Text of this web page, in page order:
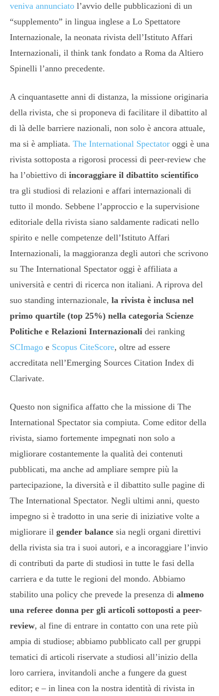
veniva annunciato l’avvio delle pubblicazioni di un
“supplemento” in lingua inglese a Lo Spettatore
Internazionale, la neonata rivista dell’Istituto Affari
Internazionali, il think tank fondato a Roma da Altiero
Spinelli l’anno precedente.
A cinquantasette anni di distanza, la missione originaria
della rivista, che si proponeva di facilitare il dibattito al
di là delle barriere nazionali, non solo è ancora attuale,
ma si è ampliata. The International Spectator oggi è una
rivista sottoposta a rigorosi processi di peer-review che
ha l’obiettivo di incoraggiare il dibattito scientifico
tra gli studiosi di relazioni e affari internazionali di
tutto il mondo. Sebbene l’approccio e la supervisione
editoriale della rivista siano saldamente radicati nello
spirito e nelle competenze dell’Istituto Affari
Internazionali, la maggioranza degli autori che scrivono
su The International Spectator oggi è affiliata a
università e centri di ricerca non italiani. A riprova del
suo standing internazionale, la rivista è inclusa nel
primo quartile (top 25%) nella categoria Scienze
Politiche e Relazioni Internazionali dei ranking
SCImago e Scopus CiteScore, oltre ad essere
accreditata nell’Emerging Sources Citation Index di
Clarivate.
Questo non significa affatto che la missione di The
International Spectator sia compiuta. Come editor della
rivista, siamo fortemente impegnati non solo a
migliorare costantemente la qualità dei contenuti
pubblicati, ma anche ad ampliare sempre più la
partecipazione, la diversità e il dibattito sulle pagine di
The International Spectator. Negli ultimi anni, questo
impegno si è tradotto in una serie di iniziative volte a
migliorare il gender balance sia negli organi direttivi
della rivista sia tra i suoi autori, e a incoraggiare l’invio
di contributi da parte di studiosi in tutte le fasi della
carriera e da tutte le regioni del mondo. Abbiamo
stabilito una policy che prevede la presenza di almeno
una referee donna per gli articoli sottoposti a peer-
review, al fine di entrare in contatto con una rete più
ampia di studiose; abbiamo pubblicato call per gruppi
tematici di articoli riservate a studiosi all’inizio della
loro carriera, invitandoli anche a fungere da guest
editor; e – in linea con la nostra identità di rivista in